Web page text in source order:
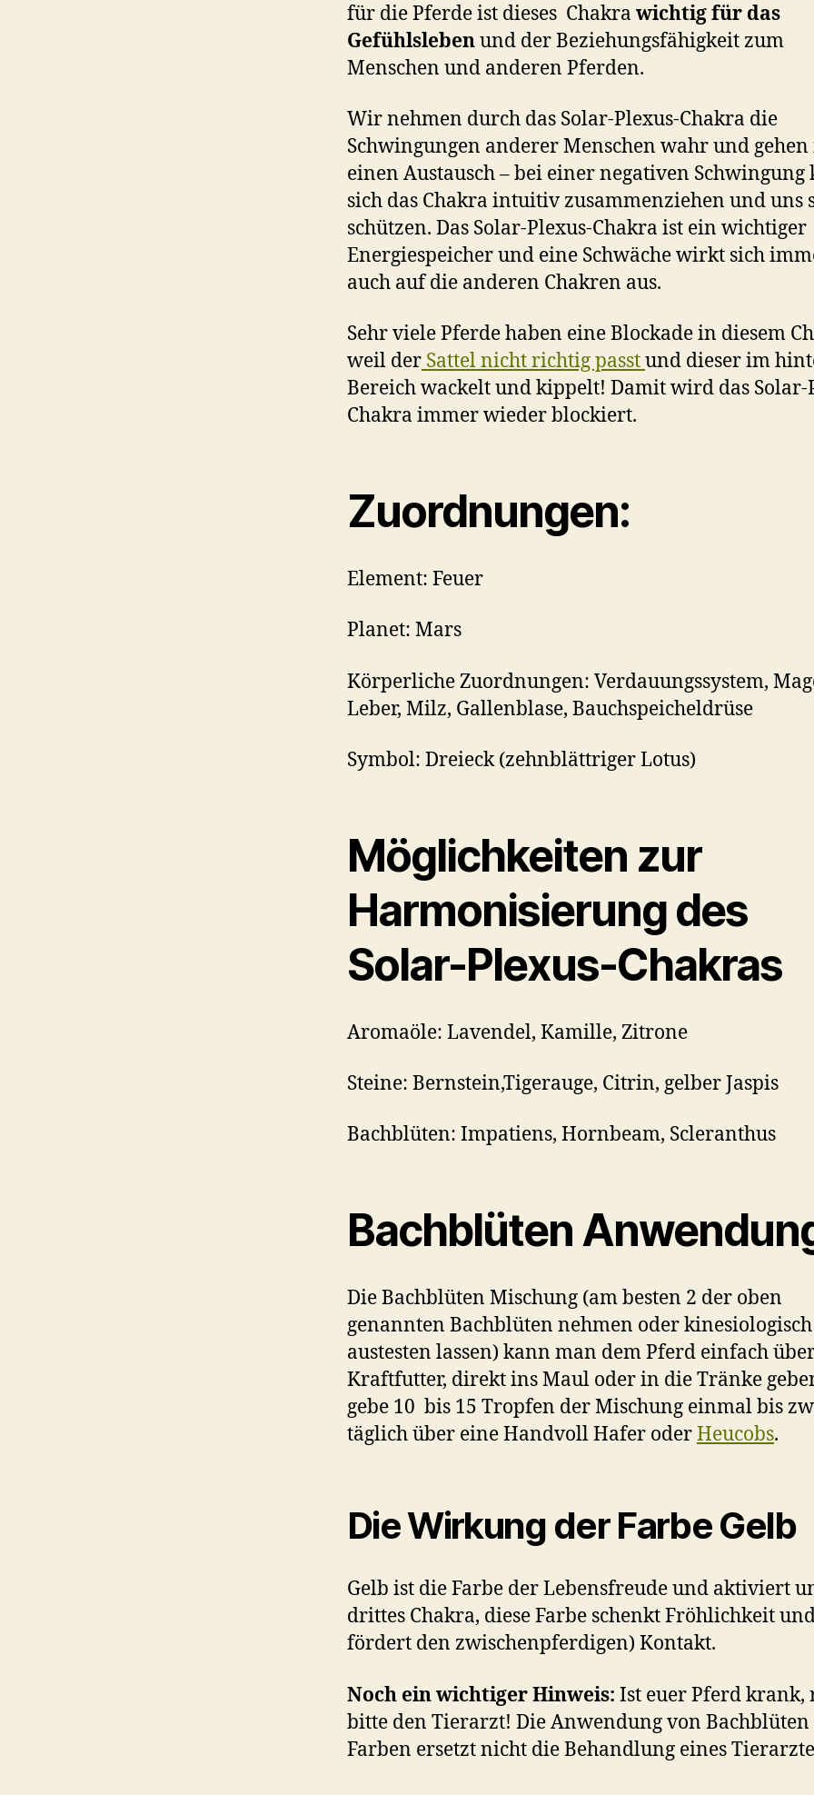
für die Pferde ist dieses Chakra wichtig für das
Gefühlslebenund der Beziehungsfähigkeit zum
Menschen und anderen Pferden.
Wir nehmen durch das Solar-Plexus-Chakra die
Schwingungen anderer Menschen wahr und
einen Austausch – bei einer negativen Schwingung
sich das Chakra intuitiv zusammenziehen und uns
schützen. Das Solar-Plexus-Chakra ist ein wichtiger
Energiespeicher und eine Schwäche wirkt sich
auch auf die anderen Chakren aus.
Sehr viele Pferde haben eine Blockade in diesem
weil der Sattel nicht richtig passtund dieser im
Bereich wackelt und kippelt! Damit wird das Solar-
Chakra immer wieder blockiert.
Zuordnungen:
Element: Feuer
Planet: Mars
Körperliche Zuordnungen: Verdauungssystem,
Leber, Milz, Gallenblase, Bauchspeicheldrüse
Symbol: Dreieck (zehnblättriger Lotus)
Möglichkeiten zur
Harmonisierung des
Solar-Plexus-Chakras
Aromaöle: Lavendel, Kamille, Zitrone
Steine: Bernstein,Tigerauge, Citrin, gelber Jaspis
Bachblüten: Impatiens, Hornbeam, Scleranthus
Bachblüten
Die Bachblüten Mischung (am besten 2 der oben
genannten Bachblüten nehmen oder kinesiologisch
austesten lassen) kann man dem Pferd einfach
Kraftfutter, direkt ins Maul oder in die Tränke
gebe 10 bis 15 Tropfen der Mischung einmal bis
täglich über eine Handvoll Hafer oderHeucobs.
Die Wirkung der Farbe Gelb
Gelb ist die Farbe der Lebensfreude und aktiviert
drittes Chakra, diese Farbe schenkt Fröhlichkeit
fördert den zwischenpferdigen) Kontakt.
Noch ein wichtiger Hinweis: Ist euer Pferd krank,
bitte den Tierarzt! Die Anwendung von
Farben ersetzt nicht die Behandlung eines